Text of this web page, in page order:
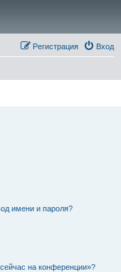
Вход
Регистрация
имени и пароля?
на конференции»?